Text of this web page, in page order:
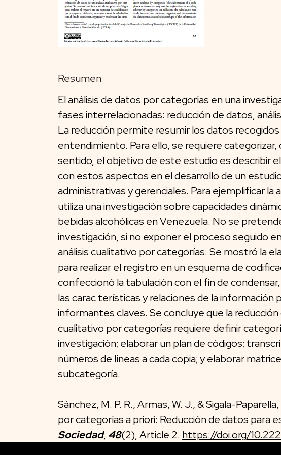
Resumen
El análisis de datos por categorías en una
fases interrelacionadas: reducción de datos,
La reducción permite resumir los datos
entendimiento. Para ello, se requiere
sentido, el objetivo de este estudio es describir
con estos aspectos en el desarrollo de un
administrativas y gerenciales. Para ejemplificar la
utiliza una investigación sobre capacidades
bebidas alcohólicas en Venezuela. No se
investigación, si no exponer el proceso seguido
análisis cualitativo por categorías. Se mostró la
para realizar el registro en un esquema de
confeccionó la tabulación con el fin de
las carac terísticas y relaciones de la información
informantes claves. Se concluye que la reducción
cualitativo por categorías requiere definir
investigación; elaborar un plan de códigos;
números de líneas a cada copia; y elaborar
subcategoría.
Sánchez, M. P. R., Armas, W. J., & Sigala-
por categorías a priori: Reducción de datos para
Sociedad, 48(2), Article 2. https://doi.org/